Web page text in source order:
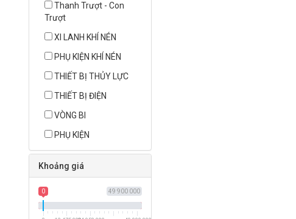
Thanh Trượt - Con
Trượt
XI LANH KHÍ NÉN
PHỤ KIỆN KHÍ NÉN
THIẾT BỊ THỦY LỰC
THIẾT BỊ ĐIỆN
VÒNG BI
PHỤ KIỆN
Khoảng giá
49 900 000
0